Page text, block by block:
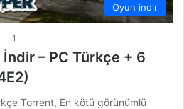
Oyun indir
1
– PC Türkçe + 6
Torrent, En kötü görünümlü